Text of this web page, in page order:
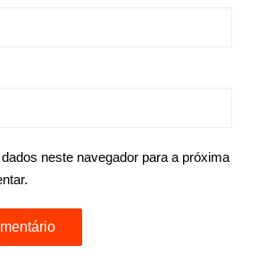
neste navegador para a próxima